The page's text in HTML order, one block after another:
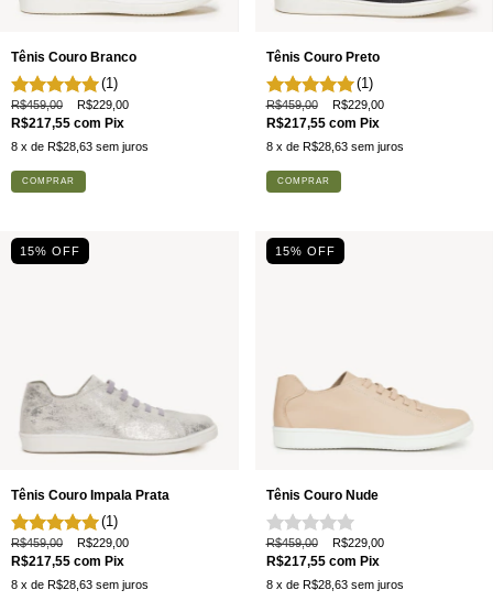
Tênis Couro Branco
(1)
R$459,00 R$229,00
R$217,55 com Pix
8 x de R$28,63 sem juros
COMPRAR
Tênis Couro Preto
(1)
R$459,00 R$229,00
R$217,55 com Pix
8 x de R$28,63 sem juros
COMPRAR
15% OFF
Tênis Couro Impala Prata
(1)
R$459,00 R$229,00
R$217,55 com Pix
8 x de R$28,63 sem juros
15% OFF
Tênis Couro Nude
R$459,00 R$229,00
R$217,55 com Pix
8 x de R$28,63 sem juros